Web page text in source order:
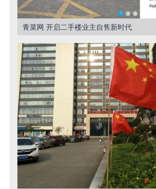
青菜网 开启二手楼业主自售新时代